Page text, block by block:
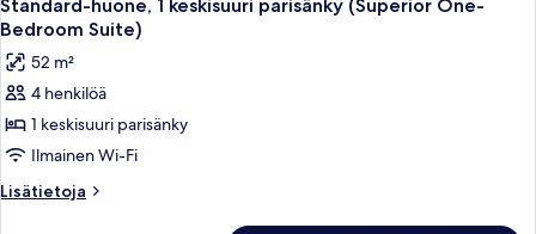
kaikki
huonetyypin
Standard-
huone,
1
keskisuuri
parisänky
Standard-huone, 1 keskisuuri parisänky (Superior One-
Bedroom Suite)
52 m²
4 henkilöä
1 keskisuuri parisänky
Ilmainen Wi-Fi
Lisätietoja
Lisätietoja